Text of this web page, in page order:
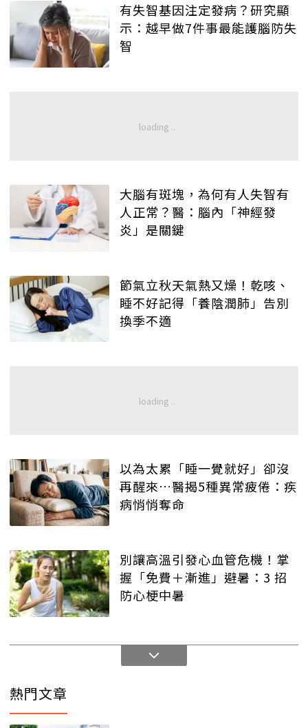
有失智基因注定發病？研究顯
示：越早做7件事最能護腦防失
智
大腦有斑塊，為何有人失智有
人正常？醫：腦內「神經發
炎」是關鍵
節氣立秋天氣熱又燥！乾咳、
睡不好記得「養陰潤肺」告別
換季不適
以為太累「睡一覺就好」卻沒
再醒來…醫揭5種異常疲倦：疾
病悄悄奪命
別讓高溫引發心血管危機！掌
握「免費＋漸進」避暑：3 招
防心梗中暑
熱門文章